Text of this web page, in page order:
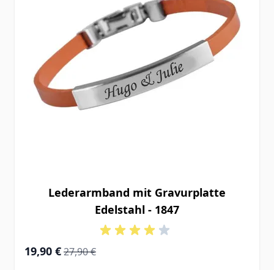
Lederarmband mit Gravurplatte
Edelstahl - 1847
Special Price
19,90 € Regular Price
27,90 €